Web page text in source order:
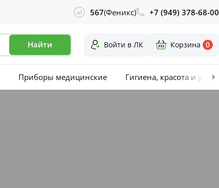
567(Феникс) +7 (949) 378-68-00
Найти Войти в ЛК Корзина 0
Приборы медицинские Гигиена, красота и уход